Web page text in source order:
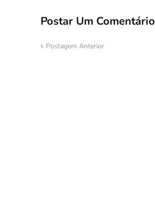
Postar Um Comentário
Postagem Anterior